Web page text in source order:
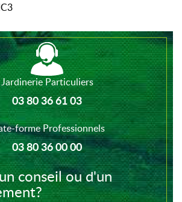
Jardinerie Particuliers
03 80 36 61 03
forme Professionnels
03 80 36 00 00
conseil ou d'un